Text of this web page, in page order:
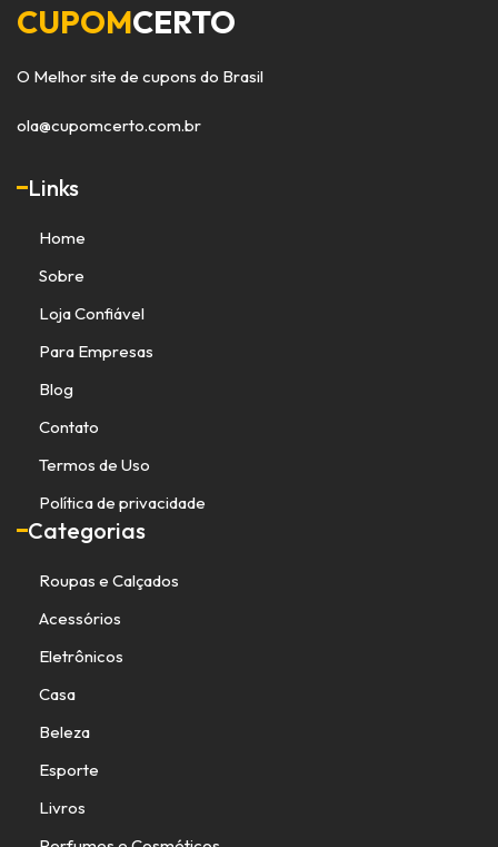
CUPOMCERTO
O Melhor site de cupons do Brasil
ola@cupomcerto.com.br
Links
Home
Sobre
Loja Confiável
Para Empresas
Blog
Contato
Termos de Uso
Política de privacidade
Categorias
Roupas e Calçados
Acessórios
Eletrônicos
Casa
Beleza
Esporte
Livros